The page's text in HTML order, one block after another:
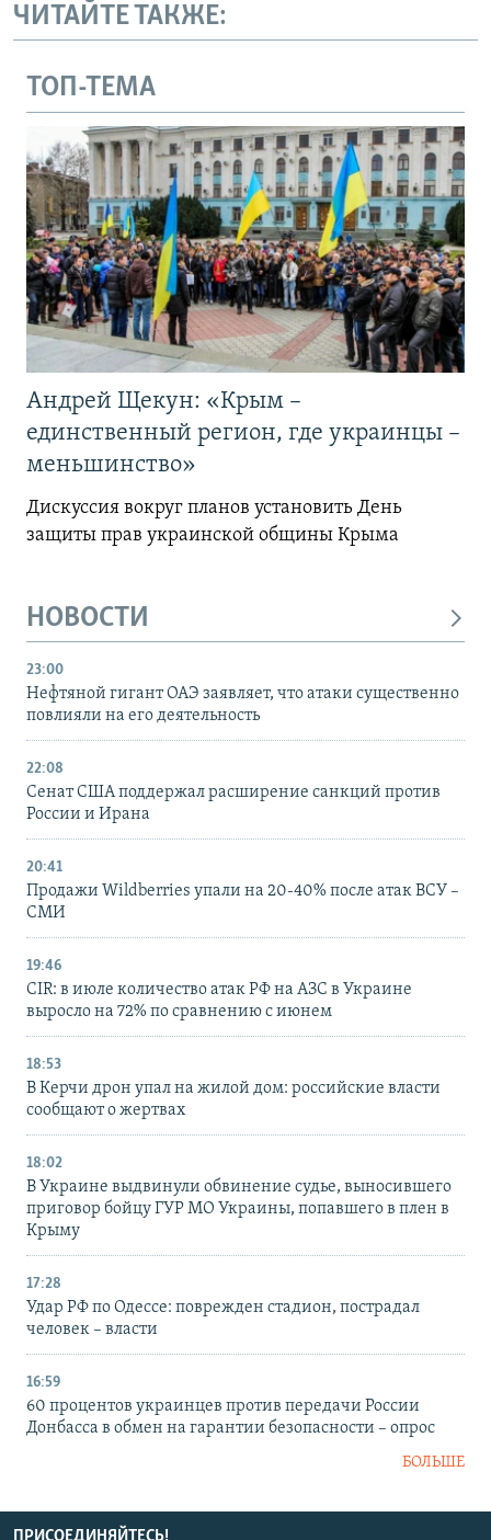
ЧИТАЙТЕ ТАКЖЕ:
ТОП-ТЕМА
Андрей Щекун: «Крым –
единственный регион, где украинцы –
меньшинство»
Дискуссия вокруг планов установить День
защиты прав украинской общины Крыма
НОВОСТИ
23:00
Нефтяной гигант ОАЭ заявляет, что атаки существенно
повлияли на его деятельность
22:08
Сенат США поддержал расширение санкций против
России и Ирана
20:41
Продажи Wildberries упали на 20-40% после атак ВСУ –
СМИ
19:46
CIR: в июле количество атак РФ на АЗС в Украине
выросло на 72% по сравнению с июнем
18:53
В Керчи дрон упал на жилой дом: российские власти
сообщают о жертвах
18:02
В Украине выдвинули обвинение судье, выносившего
приговор бойцу ГУР МО Украины, попавшего в плен в
Крыму
17:28
Удар РФ по Одессе: поврежден стадион, пострадал
человек – власти
16:59
60 процентов украинцев против передачи России
Донбасса в обмен на гарантии безопасности – опрос
БОЛЬШЕ